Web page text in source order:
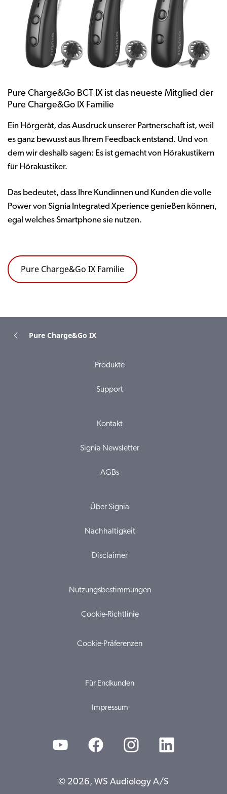
Pure Charge&Go BCT IX ist das neueste Mitglied der
Pure Charge&Go IX Familie
Ein Hörgerät, das Ausdruck unserer Partnerschaft ist, weil
es ganz bewusst aus Ihrem Feedback entstand. Und von
dem wir deshalb sagen: Es ist gemacht von Hörakustikern
für Hörakustiker.
Das bedeutet, dass Ihre Kundinnen und Kunden die volle
Power von Signia Integrated Xperience genießen können,
egal welches Smartphone sie nutzen.
Pure Charge&Go IX Familie
Pure Charge&Go IX
Produkte
Support
Kontakt
Signia Newsletter
AGBs
Über Signia
Nachhaltigkeit
Disclaimer
Nutzungsbestimmungen
Cookie-Richtlinie
Cookie-Präferenzen
Für Endkunden
Impressum
© 2026, WS Audiology A/S